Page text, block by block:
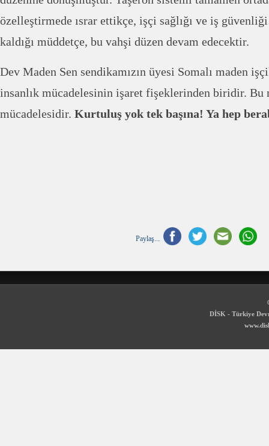
özelleştirmede ısrar ettikçe, işçi sağlığı ve iş
kaldığı müddetçe, bu vahşi düzen devam edecektir.
Dev Maden Sen sendikamızın üyesi Somalı maden
insanlık mücadelesinin işaret fişeklerinden biridir. Bu
mücadelesidir. Kurtuluş yok tek başına! Ya hep
Paylaş...
DİSK - Türkiye